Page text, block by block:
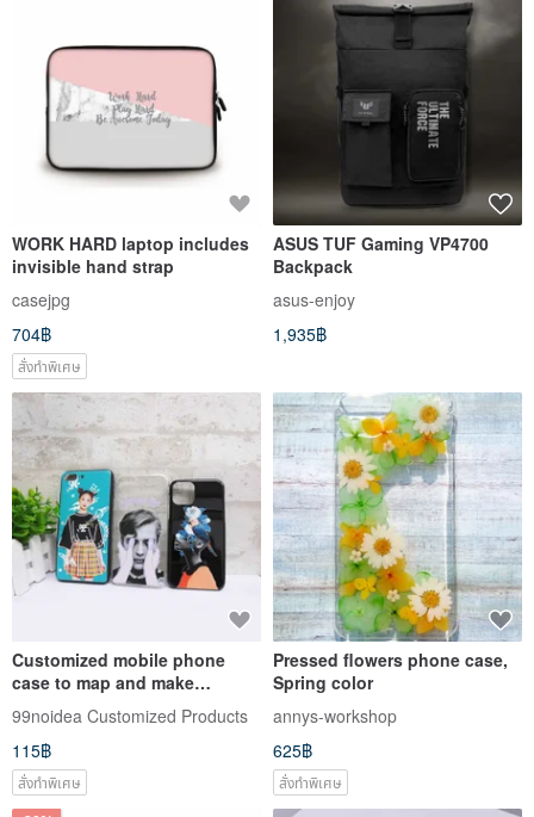
WORK HARD laptop includes
invisible hand strap
casejpg
704฿
สั่งทำพิเศษ
ASUS TUF Gaming VP4700
Backpack
asus-enjoy
1,935฿
Customized mobile phone
case to map and make
iPHONE/Samsung/HTC/SONY/
ASUS mobile phone case
99noidea Customized Products
115฿
สั่งทำพิเศษ
Pressed flowers phone case,
Spring color
annys-workshop
625฿
สั่งทำพิเศษ